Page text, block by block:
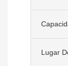
Lugar